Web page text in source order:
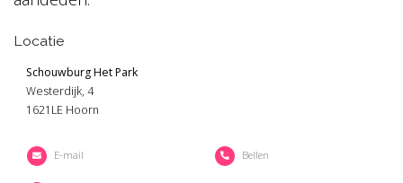
Locatie
Schouwburg Het Park
Westerdijk, 4
1621LE Hoorn
E-mail Bellen